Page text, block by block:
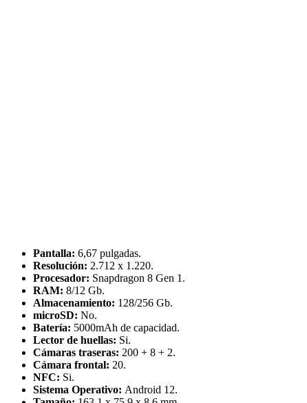
Pantalla: 6,67 pulgadas.
Resolución: 2.712 x 1.220.
Procesador: Snapdragon 8 Gen 1.
RAM: 8/12 Gb.
Almacenamiento: 128/256 Gb.
microSD: No.
Batería: 5000mAh de capacidad.
Lector de huellas: Si.
Cámaras traseras: 200 + 8 + 2.
Cámara frontal: 20.
NFC: Si.
Sistema Operativo: Android 12.